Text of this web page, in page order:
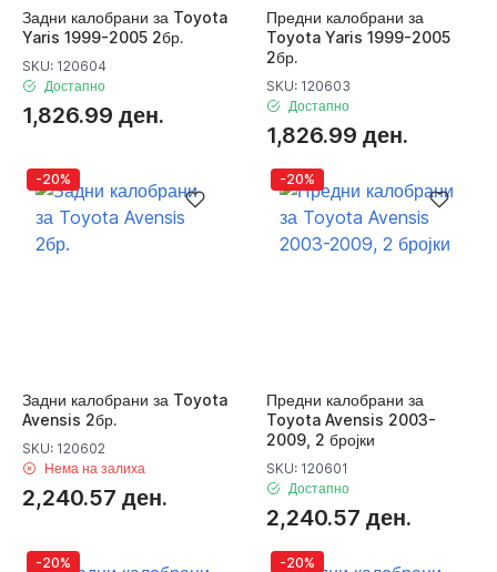
Задни калобрани за Toyota
Yaris 1999-2005 2бр.
SKU: 120604
Достапно
1,826.99 ден.
Предни калобрани за
Toyota Yaris 1999-2005
2бр.
SKU: 120603
Достапно
1,826.99 ден.
-20%
Задни калобрани за Toyota
Avensis 2бр.
SKU: 120602
Нема на залиха
2,240.57 ден.
-20%
Предни калобрани за
Toyota Avensis 2003-
2009, 2 бројки
SKU: 120601
Достапно
2,240.57 ден.
-20% -20%